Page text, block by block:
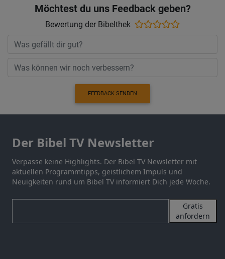
Möchtest du uns Feedback geben?
Bewertung der Bibelthek
FEEDBACK SENDEN
Der Bibel TV Newsletter
Verpasse keine Highlights. Der Bibel TV Newsletter mit
aktuellen Programmtipps, geistlichem Impuls und
Neuigkeiten rund um Bibel TV informiert Dich jede Woche.
Gratis
anfordern